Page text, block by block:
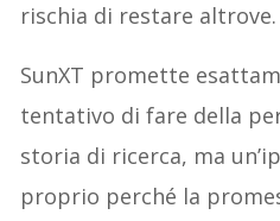
rischia di restare altrove.
SunXT promette
tentativo di fare della
storia di ricerca, ma
proprio perché la